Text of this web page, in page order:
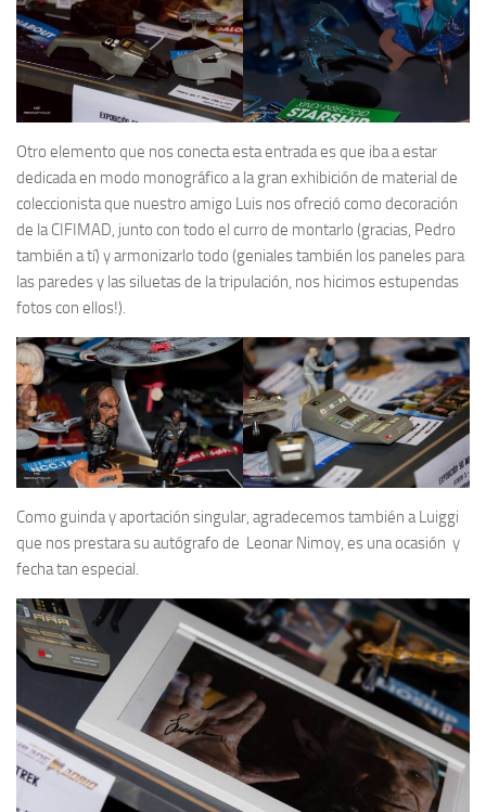
Otro elemento que nos conecta esta entrada es que iba a estar
dedicada en modo monográfico a la gran exhibición de material de
coleccionista que nuestro amigo Luis nos ofreció como decoración
de laCIFIMAD, junto con todo el curro de montarlo (gracias, Pedro
también a tí) y armonizarlo todo (geniales también los paneles para
las paredes y las siluetas de la tripulación, nos hicimos estupendas
fotos con ellos!).
Como guinda y aportación singular, agradecemos también aLuiggi
que nos prestara su autógrafo de Leonar Nimoy, es una ocasión y
fecha tan especial.